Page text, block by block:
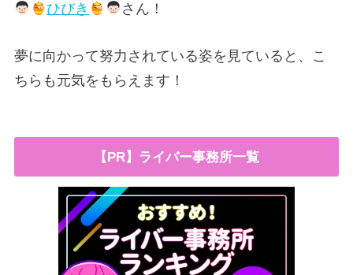
ひびき
さん！
夢に向かって努力されている姿を見ていると、こ
ちらも元気をもらえます！
【PR】ライバー事務所一覧